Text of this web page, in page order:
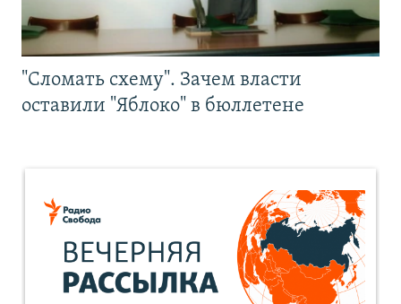
"Сломать схему". Зачем власти
оставили "Яблоко" в бюллетене